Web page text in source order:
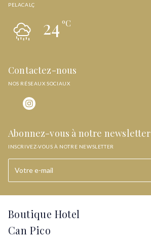
PELACALÇ
24ºC
Contactez-nous
NOS RÉSEAUX SOCIAUX
Abonnez-vous à notre newsletter
INSCRIVEZ-VOUS À NOTRE NEWSLETTER
Boutique Hotel
Can Pico